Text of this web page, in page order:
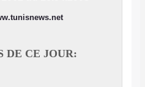
archives
DE CE JOUR: